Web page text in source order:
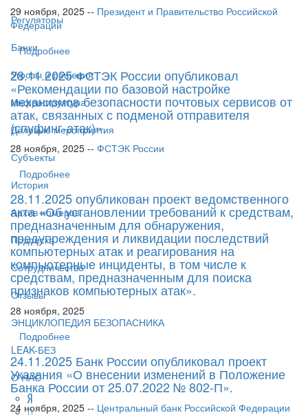
Регуляторы
Банки
Угрозы и решения
Инфраструктура
Деловые мероприятия
Субъекты
История
Архив номеров
Подписка
Сотрудничество
Отзывы
ЭНЦИКЛОПЕДИЯ БЕЗОПАСНИКА
LEAK-БЕЗ
О НАС
29 ноября, 2025 -- Президент и Правительство Российской
Федерации
Подробнее
28.11.2025 ФСТЭК России опубликовал
«Рекомендации по базовой настройке
механизмов безопасности почтовых сервисов от
атак, связанных с подменой отправителя
(спуфинг-атак)».
28 ноября, 2025 -- ФСТЭК России
Подробнее
28.11.2025 опубликован проект ведомственного
акта «Об установлении требований к средствам,
предназначенным для обнаружения,
предупреждения и ликвидации последствий
компьютерных атак и реагирования на
компьютерные инциденты, в том числе к
средствам, предназначенным для поиска
признаков компьютерных атак».
28 ноября, 2025
Подробнее
24.11.2025 Банк России опубликовал проект
Указания «О внесении изменений в Положение
Банка России от 25.07.2022 № 802-П».
24 ноября, 2025 -- Центральный банк Российской Федерации